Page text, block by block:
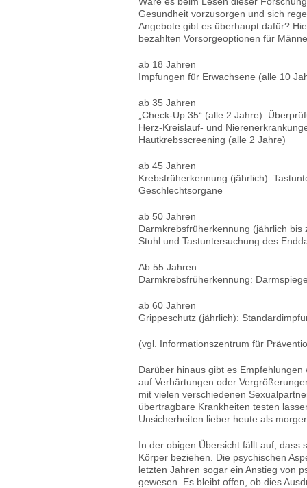
Gesundheit vorzusorgen und sich
Angebote gibt es überhaupt dafür?
bezahlten Vorsorgeoptionen für
ab 18 Jahren
Impfungen für Erwachsene (alle 10
ab 35 Jahren
„Check-Up 35“ (alle 2 Jahre):
Herz-Kreislauf- und
Hautkrebsscreening (alle 2 Jahre)
ab 45 Jahren
Krebsfrüherkennung (jährlich):
Geschlechtsorgane
ab 50 Jahren
Darmkrebsfrüherkennung (jährlich
Stuhl und Tastuntersuchung des
Ab 55 Jahren
Darmkrebsfrüherkennung:
ab 60 Jahren
Grippeschutz (jährlich):
(vgl. Informationszentrum für
Darüber hinaus gibt es
auf Verhärtungen oder
mit vielen verschiedenen
übertragbare Krankheiten testen
Unsicherheiten lieber heute als
In der obigen Übersicht fällt auf, dass
Körper beziehen. Die psychischen
letzten Jahren sogar ein Anstieg von
gewesen. Es bleibt offen, ob dies